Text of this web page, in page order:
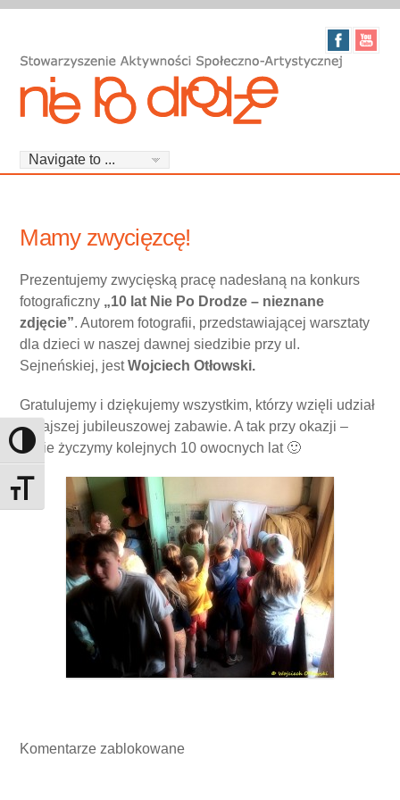
Toggle High Contrast
Toggle Font size
Mamy zwycięzcę!
Prezentujemy zwycięską pracę nadesłaną na konkurs
fotograficzny „10 lat Nie Po Drodze – nieznane
zdjęcie”. Autorem fotografii, przedstawiającej warsztaty
dla dzieci w naszej dawnej siedzibie przy ul.
Sejneńskiej, jestWojciech Otłowski.
Gratulujemy i dziękujemy wszystkim, którzy wzięli udział
w najszej jubileuszowej zabawie. A tak przy okazji –
sobie życzymy kolejnych 10 owocnych lat 🙂
Komentarze zablokowane